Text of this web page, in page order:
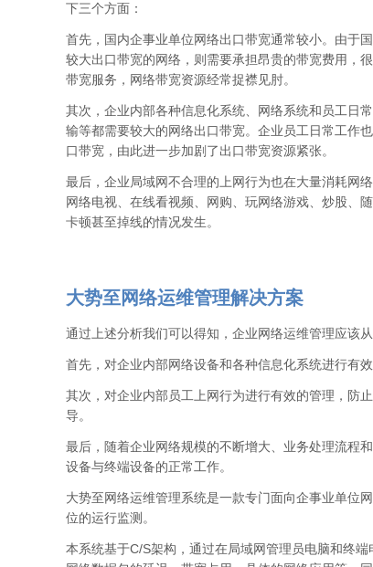
下三个方面：
首先，国内企事业单位网络出口带宽通常较小。由于
较大出口带宽的网络，则需要承担昂贵的带宽费用，
带宽服务，网络带宽资源经常捉襟见肘。
其次，企业内部各种信息化系统、网络系统和员工日
输等都需要较大的网络出口带宽。企业员工日常工作
口带宽，由此进一步加剧了出口带宽资源紧张。
最后，企业局域网不合理的上网行为也在大量消耗网
网络电视、在线看视频、网购、玩网络游戏、炒股、
卡顿甚至掉线的情况发生。
大势至网络运维管理解决方案
通过上述分析我们可以得知，企业网络运维管理应该
首先，对企业内部网络设备和各种信息化系统进行有
其次，对企业内部员工上网行为进行有效的管理，防
导。
最后，随着企业网络规模的不断增大、业务处理流程
设备与终端设备的正常工作。
大势至网络运维管理系统是一款专门面向企事业单位
位的运行监测。
本系统基于C/S架构，通过在局域网管理员电脑和终